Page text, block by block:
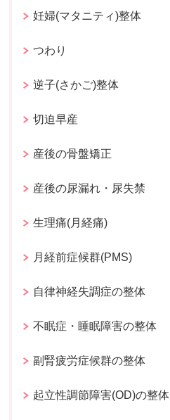
妊婦(マタニティ)整体
つわり
逆子(さかご)整体
切迫早産
産後の骨盤矯正
産後の尿漏れ・尿失禁
生理痛(月経痛)
月経前症候群(PMS)
自律神経失調症の整体
不眠症・睡眠障害の整体
副腎疲労症候群の整体
起立性調節障害(OD)の整体